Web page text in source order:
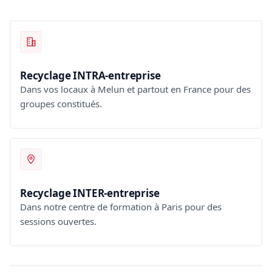
Recyclage INTRA-entreprise
Dans vos locaux à Melun et partout en France pour des
groupes constitués.
Recyclage INTER-entreprise
Dans notre centre de formation à Paris pour des
sessions ouvertes.